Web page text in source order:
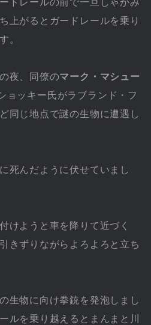
ドレールの前で一旦しゃがみ
上がるとガードレールを乗り
。
夜、同僚のマーク・マシュー
ョッキー氏がラブランド・フ
同じ地点で謎の生物に遭遇し
死んだように伏せていまし
けようと車を降りて近づく
きずりながらよろよろと立ち
生物に向け拳銃を発泡しまし
ルを乗り越えるとまんまと川